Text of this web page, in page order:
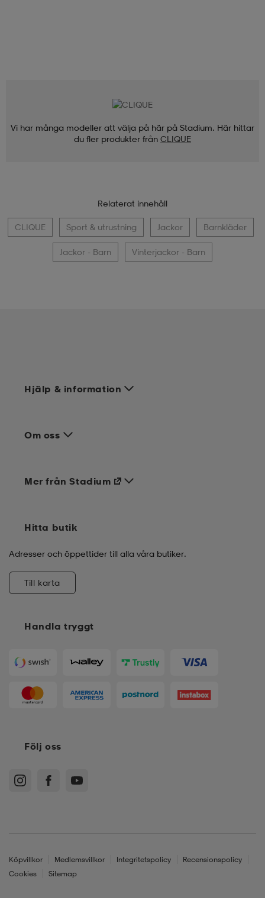
Vi har många modeller att välja på här på Stadium. Här hittar
du fler produkter från CLIQUE
Relaterat innehåll
CLIQUE Sport & utrustning Jackor Barnkläder
Jackor - Barn Vinterjackor - Barn
Hjälp & information
Om oss
Handla tryggt
Mer från Stadium
Hitta butik
Adresser och öppettider till alla våra butiker.
Till karta
Följ oss
Köpvillkor Medlemsvillkor Integritetspolicy
Recensionspolicy
Cookies
Sitemap